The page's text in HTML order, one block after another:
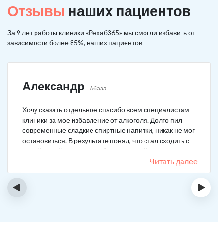
Отзывы наших пациентов
За 9 лет работы клиники «Рехаб365» мы смогли избавить от
зависимости более 85%, наших пациентов
Александр Абаза
Хочу сказать отдельное спасибо всем специалистам
клиники за мое избавление от алкоголя. Долго пил
современные сладкие спиртные напитки, никак не мог
остановиться. В результате понял, что стал сходить с
ума. Каждый день не мог без выпивки. Когда осознал,
понял, что надо что-то в своей жизни менять. Нашел
телефон клиники в интернете, сразу приехал и
Читать далее
‹ ›